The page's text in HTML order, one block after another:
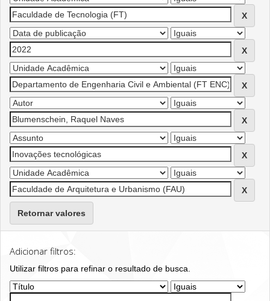
Retornar valores
Adicionar filtros:
Utilizar filtros para refinar o resultado de busca.